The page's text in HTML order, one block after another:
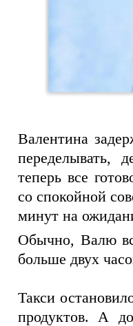
Валентина
переделывать,
теперь все
со спокойной
минут на
Обычно, Валю
больше двух
Такси
продуктов. А